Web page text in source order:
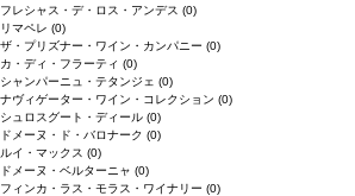
フレシャス・デ・ロス・アンデス (0)
リマペレ (0)
ザ・プリズナー・ワイン・カンパニー (0)
カ・ディ・フラーティ (0)
シャンパーニュ・テタンジェ (0)
ナヴィゲーター・ワイン・コレクション (0)
シュロスグート・ディール (0)
ドメーヌ・ド・バロナーク (0)
ルイ・マックス (0)
ドメーヌ・ベルターニャ (0)
フィンカ・ラス・モラス・ワイナリー (0)